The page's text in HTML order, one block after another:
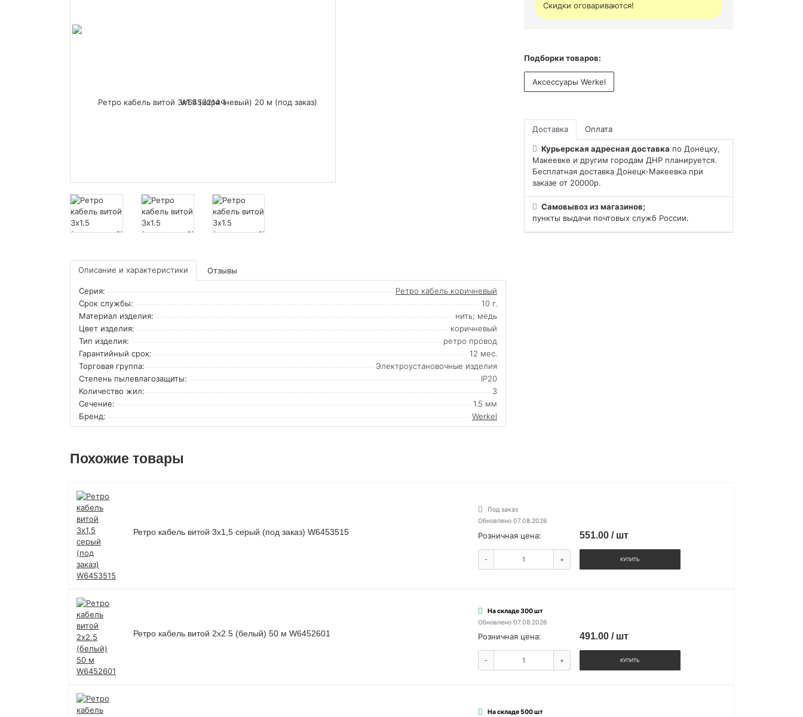
Скидки оговариваются!
Подборки товаров:
Аксессуары Werkel
Доставка Оплата
Курьерская адресная доставка по Донецку,
Макеевке и другим городам ДНР планируется.
Бесплатная доставка Донецк-Макеевка при
заказе от 20000р.
Самовывоз из магазинов;
пункты выдачи почтовых служб России.
Описание и характеристики Отзывы
Серия:
Ретро кабель коричневый
Срок службы:
10 г.
Материал изделия:
нить; медь
Цвет изделия:
коричневый
Тип изделия:
ретро провод
Гарантийный срок:
12 мес.
Торговая группа:
Электроустановочные изделия
Степень пылевлагозащиты:
IP20
Количество жил:
3
Сечение:
1.5 мм
Бренд:
Werkel
Похожие товары
Ретро кабель витой 3х1,5 серый (под заказ) W6453515
Под заказ
Обновлено 07.08.2026
Розничная цена: 551.00 / шт
- + КУПИТЬ
Ретро кабель витой 2х2.5 (белый) 50 м W6452601
На складе 300 шт
Обновлено 07.08.2026
Розничная цена: 491.00 / шт
- + КУПИТЬ
На складе 500 шт